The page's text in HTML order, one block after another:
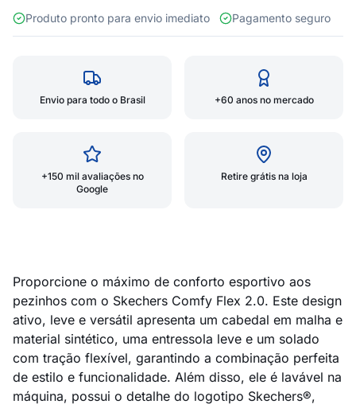
Produto pronto para envio imediato
Pagamento seguro
Envio para todo o Brasil +60 anos no mercado
+150 mil avaliações no
Google
Retire grátis na loja
Proporcione o máximo de conforto esportivo aos
pezinhos com o Skechers Comfy Flex 2.0. Este design
ativo, leve e versátil apresenta um cabedal em malha e
material sintético, uma entressola leve e um solado
com tração flexível, garantindo a combinação perfeita
de estilo e funcionalidade. Além disso, ele é lavável na
máquina, possui o detalhe do logotipo Skechers®,